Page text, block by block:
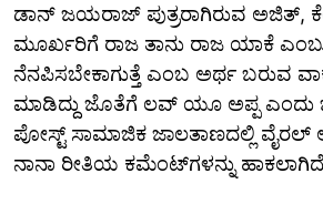
ಡಾನ್ ಜಯರಾಜ್ ಪುತ್ರರಾಗಿರುವ
ಮೂರ್ಖರಿಗೆ ರಾಜ ತಾನು ರಾಜ ಯಾಕೆ
ನೆನಪಿಸಬೇಕಾಗುತ್ತೆ ಎಂಬ ಅರ್ಥ ಬರುವ
ಮಾಡಿದ್ದು ಜೊತೆಗೆ ಲವ್ ಯೂ ಅಪ್ಪ ಎಂದು
ಪೋಸ್ಟ್ ಸಾಮಾಜಿಕ ಜಾಲತಾಣದಲ್ಲಿ
ನಾನಾ ರೀತಿಯ ಕಮೆಂಟ್‌‌ಗಳನ್ನು